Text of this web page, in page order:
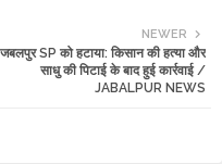
ats
NEWER
जबलपुर SP को हटाया: किसान की हत्या और
साधु की पिटाई के बाद हुई कार्रवाई /
JABALPUR NEWS